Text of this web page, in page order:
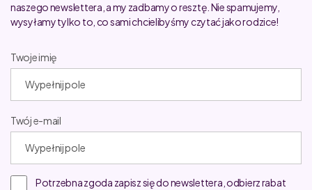
naszego newslettera, a my zadbamy o resztę. Nie spamujemy,
wysyłamy tylko to, co sami chcielibyśmy czytać jako rodzice!
Twoje imię
Twój e-mail
Potrzebna zgoda zapisz się do newslettera, odbierz rabat